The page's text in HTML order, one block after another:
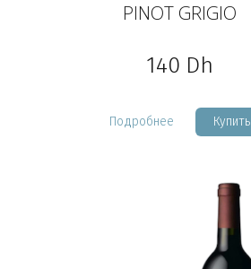
PINOT GRIGIO
140 Dh
Подробнее Купить